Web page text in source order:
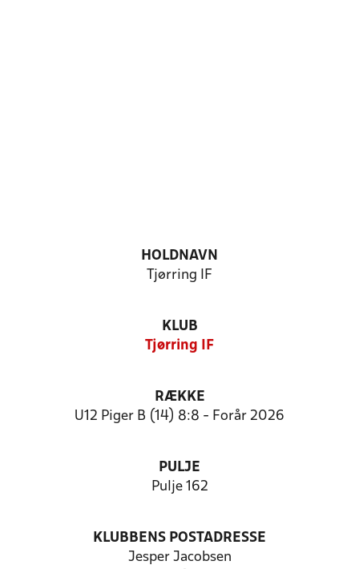
HOLDNAVN
Tjørring IF
KLUB
Tjørring IF
RÆKKE
U12 Piger B (14) 8:8 - Forår 2026
PULJE
Pulje 162
KLUBBENS POSTADRESSE
Jesper Jacobsen